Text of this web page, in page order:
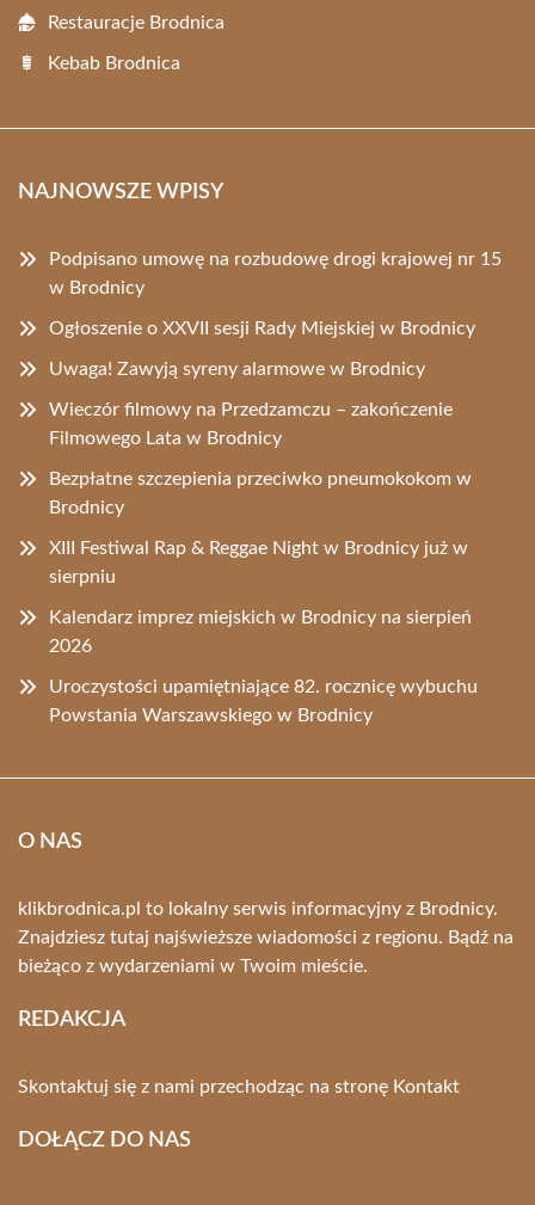
Restauracje Brodnica
Kebab Brodnica
NAJNOWSZE WPISY
Podpisano umowę na rozbudowę drogi krajowej nr 15
w Brodnicy
Ogłoszenie o XXVII sesji Rady Miejskiej w Brodnicy
Uwaga! Zawyją syreny alarmowe w Brodnicy
Wieczór filmowy na Przedzamczu – zakończenie
Filmowego Lata w Brodnicy
Bezpłatne szczepienia przeciwko pneumokokom w
Brodnicy
XIII Festiwal Rap & Reggae Night w Brodnicy już w
sierpniu
Kalendarz imprez miejskich w Brodnicy na sierpień
2026
Uroczystości upamiętniające 82. rocznicę wybuchu
Powstania Warszawskiego w Brodnicy
O NAS
klikbrodnica.pl to lokalny serwis informacyjny z Brodnicy.
Znajdziesz tutaj najświeższe wiadomości z regionu. Bądź na
bieżąco z wydarzeniami w Twoim mieście.
REDAKCJA
Skontaktuj się z nami przechodząc na stronę Kontakt
DOŁĄCZ DO NAS